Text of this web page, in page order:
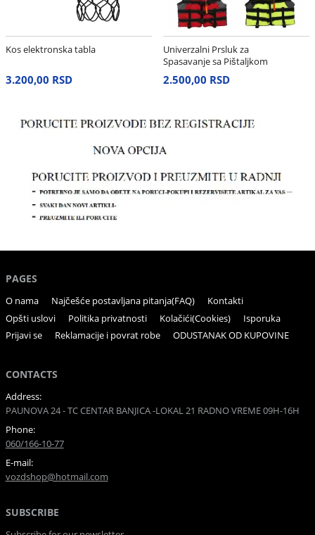
Kos elektronska tabla
3.200,00 RSD
Univerzalni Prsluk za
Spasavanje sa Pištaljkom
– Neon Žuti
2.500,00 RSD
PAGES
O nama Najčešće postavljana pitanja(FAQ)
Kontakti
Opšti uslovi
Politika privatnosti Kolačići(Cookies)
Isporuka
Prijavi se
Reklamacije i povrat robe ODUSTANAK OD KUPOVINE
CONTACTS
Address:
PAUNOVA 24 - TC CENTAR BANJICA -LOKAL 21 RADNO VREME 09H-16H
Phone:
060/166-10-77
E-mail:
vozdshop@hotmail.com
SUBSCRIBE